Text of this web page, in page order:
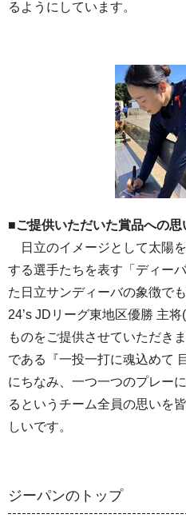
るようにしています。
■ご提供いただいた賞品への思
日立のイメージとして太陽
する選手たちを表す「ディー
た日立サンディーバの象徴で
24’s JDリーグ東地区優勝 主
ものをご提供させていただき
である『一投一打に魂込めて
にちなみ、一つ一つのプレー
るというチーム全員の思いを
しいです。
ジーパンのトップ